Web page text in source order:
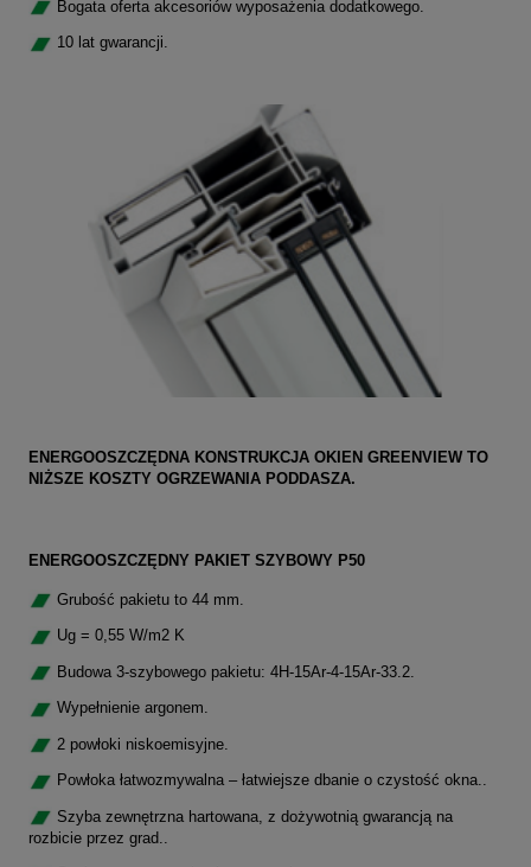
Bogata oferta akcesoriów wyposażenia dodatkowego.
10 lat gwarancji.
ENERGOOSZCZĘDNA KONSTRUKCJA OKIEN GREENVIEW TO
NIŻSZE KOSZTY OGRZEWANIA PODDASZA.
ENERGOOSZCZĘDNY PAKIET SZYBOWY P50
Grubość pakietu to 44 mm.
Ug = 0,55 W/m2 K
Budowa 3-szybowego pakietu: 4H-15Ar-4-15Ar-33.2.
Wypełnienie argonem.
2 powłoki niskoemisyjne.
Powłoka łatwozmywalna – łatwiejsze dbanie o czystość okna..
Szyba zewnętrzna hartowana, z dożywotnią gwarancją na
rozbicie przez grad..